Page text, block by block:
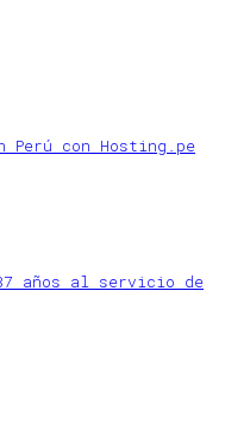
con Hosting.pe
años al servicio de